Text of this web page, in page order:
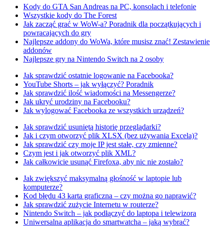
Kody do GTA San Andreas na PC, konsolach i telefonie
Wszystkie kody do The Forest
Jak zacząć grać w WoW-a? Poradnik dla początkujących i
powracających do gry
Najlepsze addony do WoWa, które musisz znać! Zestawienie
addonów
Najlepsze gry na Nintendo Switch na 2 osoby
Jak sprawdzić ostatnie logowanie na Facebooka?
YouTube Shorts – jak wyłączyć? Poradnik
Jak sprawdzić ilość wiadomości na Messengerze?
Jak ukryć urodziny na Facebooku?
Jak wylogować Facebooka ze wszystkich urządzeń?
Jak sprawdzić usuniętą historię przeglądarki?
Jak i czym otworzyć plik XLSX (bez używania Excela)?
Jak sprawdzić czy moje IP jest stałe, czy zmienne?
Czym jest i jak otworzyć plik XML?
Jak całkowicie usunąć Firefoxa, aby nic nie zostało?
Jak zwiększyć maksymalną głośność w laptopie lub
komputerze?
Kod błędu 43 karta graficzna – czy można go naprawić?
Jak sprawdzić zużycie Internetu w routerze?
Nintendo Switch – jak podłączyć do laptopa i telewizora
Uniwersalna aplikacja do smartwatcha – jaką wybrać?